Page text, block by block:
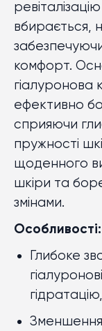
вбирається,
комфорт.
ефективно
сприяючи
пружності
щоденного
шкіри та
змінами.
Особливості:
Глибоке